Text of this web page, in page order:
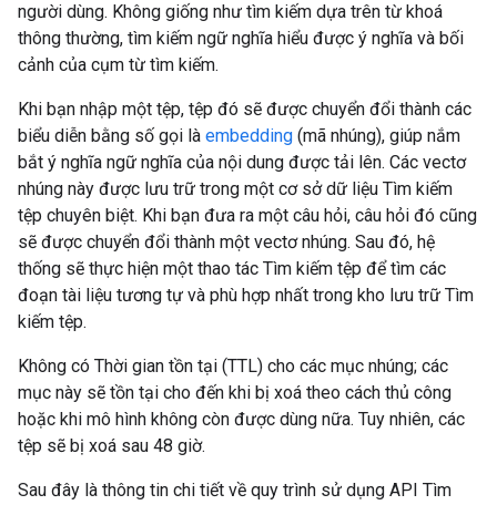
người dùng. Không giống như tìm kiếm dựa trên từ khoá
thông thường, tìm kiếm ngữ nghĩa hiểu được ý nghĩa và bối
cảnh của cụm từ tìm kiếm.
Khi bạn nhập một tệp, tệp đó sẽ được chuyển đổi thành các
biểu diễn bằng số gọi là embedding (mã nhúng), giúp nắm
bắt ý nghĩa ngữ nghĩa của nội dung được tải lên. Các vectơ
nhúng này được lưu trữ trong một cơ sở dữ liệu Tìm kiếm
tệp chuyên biệt. Khi bạn đưa ra một câu hỏi, câu hỏi đó cũng
sẽ được chuyển đổi thành một vectơ nhúng. Sau đó, hệ
thống sẽ thực hiện một thao tác Tìm kiếm tệp để tìm các
đoạn tài liệu tương tự và phù hợp nhất trong kho lưu trữ Tìm
kiếm tệp.
Không có Thời gian tồn tại (TTL) cho các mục nhúng; các
mục này sẽ tồn tại cho đến khi bị xoá theo cách thủ công
hoặc khi mô hình không còn được dùng nữa. Tuy nhiên, các
tệp sẽ bị xoá sau 48 giờ.
Sau đây là thông tin chi tiết về quy trình sử dụng API Tìm